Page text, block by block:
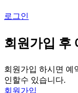
로그인
회원가입 후
회원가입 하시면 예
인할수 있습니다.
회원가입